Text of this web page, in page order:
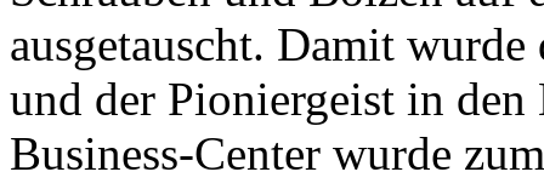
ausgetauscht. Damit
und der Pioniergeist in
Business-Center wurde